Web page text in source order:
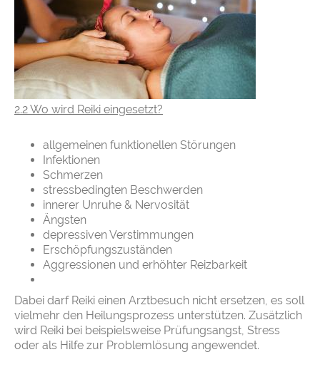
2.2 Wo wird Reiki eingesetzt?
allgemeinen funktionellen Störungen
Infektionen
Schmerzen
stressbedingten Beschwerden
innerer Unruhe & Nervosität
Ängsten
depressiven Verstimmungen
Erschöpfungszuständen
Aggressionen und erhöhter Reizbarkeit
Dabei darf Reiki einen Arztbesuch nicht ersetzen, es soll
vielmehr den Heilungsprozess unterstützen. Zusätzlich
wird Reiki bei beispielsweise Prüfungsangst, Stress
oder als Hilfe zur Problemlösung angewendet.